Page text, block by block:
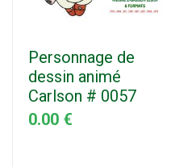
Personnage de
dessin animé
Carlson # 0057
0.00 €